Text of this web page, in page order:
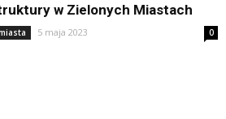
w Zielonych Miastach
5 maja 2023 0